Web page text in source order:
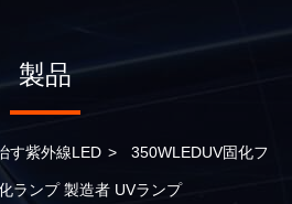
製品
す紫外線LED > 350WLEDUV固化フ
ランプ 製造者 UVランプ